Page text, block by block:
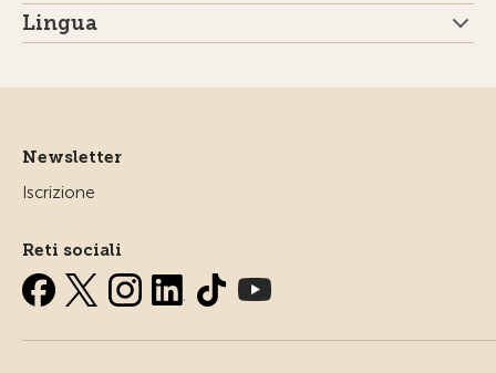
Lingua
Newsletter
Iscrizione
Reti sociali